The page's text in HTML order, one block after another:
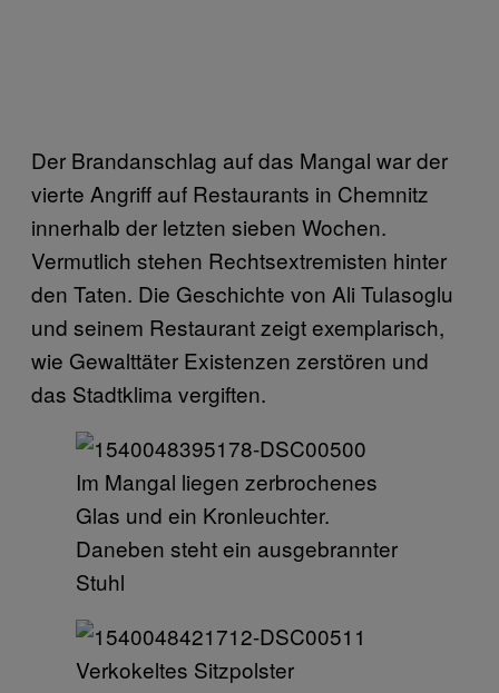
Der Brandanschlag auf das Mangal war der
vierte Angriff auf Restaurants in Chemnitz
innerhalb der letzten sieben Wochen.
Vermutlich stehen Rechtsextremisten hinter
den Taten. Die Geschichte von Ali Tulasoglu
und seinem Restaurant zeigt exemplarisch,
wie Gewalttäter Existenzen zerstören und
das Stadtklima vergiften.
Im Mangal liegen zerbrochenes
Glas und ein Kronleuchter.
Daneben steht ein ausgebrannter
Stuhl
Verkokeltes Sitzpolster